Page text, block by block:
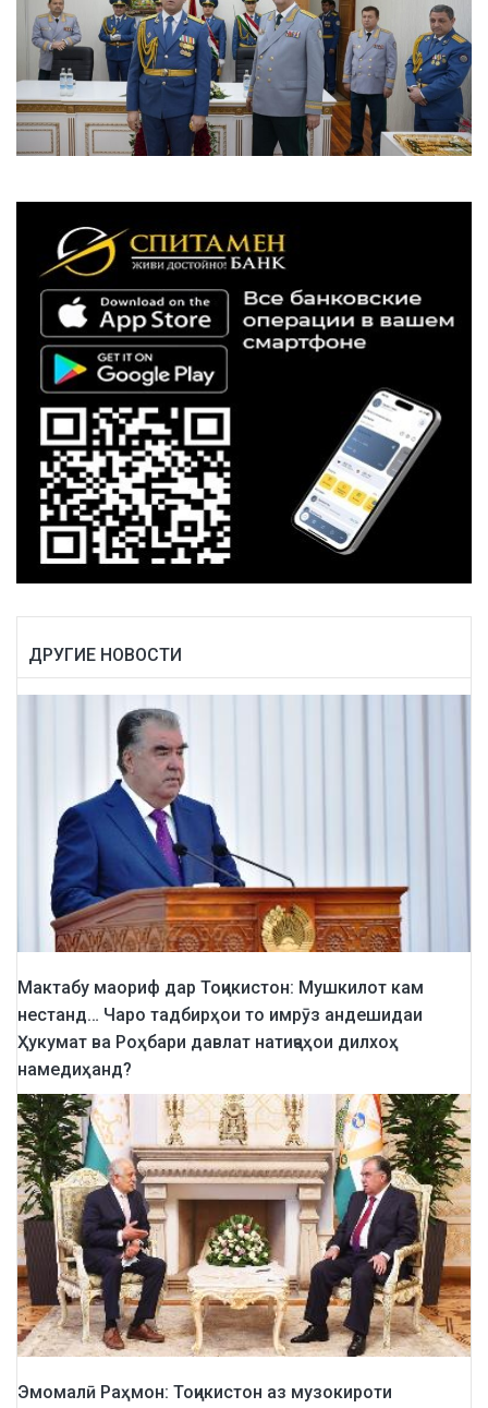
ДРУГИЕ НОВОСТИ
Мактабу маориф дар Тоҷикистон: Мушкилот кам
нестанд… Чаро тадбирҳои то имрӯз андешидаи
Ҳукумат ва Роҳбари давлат натиҷаҳои дилхоҳ
намедиҳанд?
Эмомалӣ Раҳмон: Тоҷикистон аз музокироти